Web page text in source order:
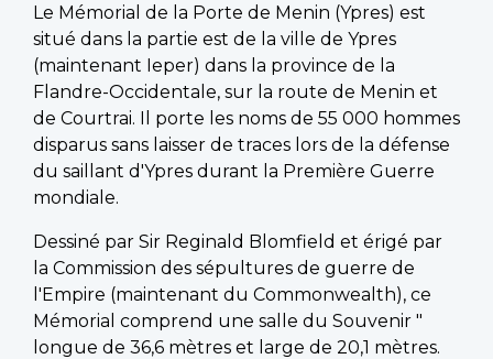
Le Mémorial de la Porte de Menin (Ypres) est
situé dans la partie est de la ville de Ypres
(maintenant Ieper) dans la province de la
Flandre-Occidentale, sur la route de Menin et
de Courtrai. Il porte les noms de 55 000 hommes
disparus sans laisser de traces lors de la défense
du saillant d'Ypres durant la Première Guerre
mondiale.
Dessiné par Sir Reginald Blomfield et érigé par
la Commission des sépultures de guerre de
l'Empire (maintenant du Commonwealth), ce
Mémorial comprend une salle du Souvenir "
longue de 36,6 mètres et large de 20,1 mètres.